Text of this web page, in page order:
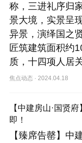
称，三进礼序归
景大境，实景呈
异景，演绎国之
匠筑建筑面积约
质，十四项人居
焦点动态 ·2024.04.18
【中建房山·国贤
即！
【臻席告罄】中